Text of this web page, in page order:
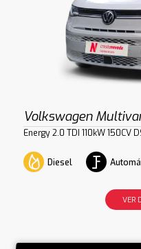
Volkswagen
Energy 2.0 TDI 110kW 150CV
Diesel
VER